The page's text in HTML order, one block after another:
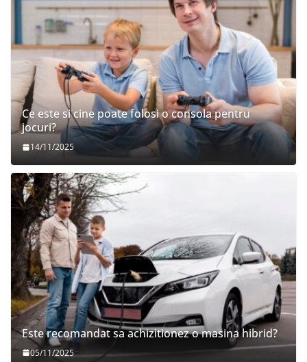
Ce este si cine poate folosi o consola pentru
jocuri?
14/11/2025
Este recomandat sa achizitionez o masina hibrid?
05/11/2025